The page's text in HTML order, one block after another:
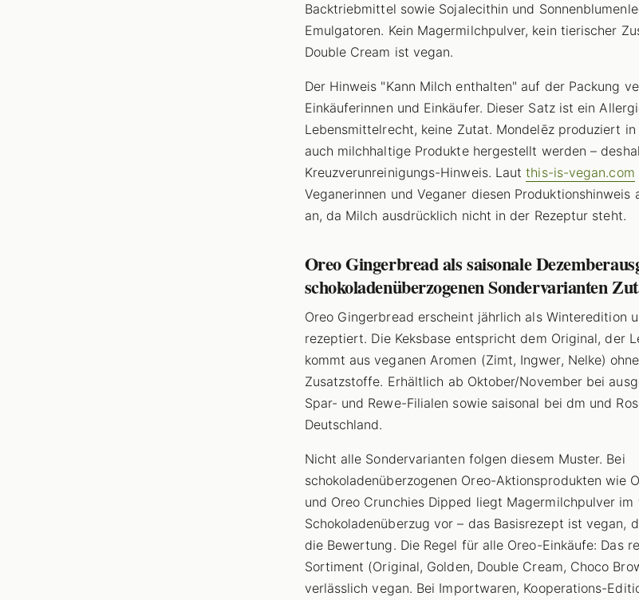
Backtriebmittel sowie Sojalecithin und
Emulgatoren. Kein Magermilchpulver, kein tierischer
Double Cream ist vegan.
Der Hinweis "Kann Milch enthalten" auf der Packung
Einkäuferinnen und Einkäufer. Dieser Satz ist ein
Lebensmittelrecht, keine Zutat. Mondelēz produziert in
auch milchhaltige Produkte hergestellt werden –
Kreuzverunreinigungs-Hinweis. Lautthis-is-vegan.com
Veganerinnen und Veganer diesen Produktionshinweis
an, da Milch ausdrücklich nicht in der Rezeptur steht.
Oreo Gingerbread als saisonale
schokoladenüberzogenen Sondervarianten
Oreo Gingerbread erscheint jährlich als Winteredition
rezeptiert. Die Keksbase entspricht dem Original, der
kommt aus veganen Aromen (Zimt, Ingwer, Nelke)
Zusatzstoffe. Erhältlich ab Oktober/November bei
Spar- und Rewe-Filialen sowie saisonal bei dm und
Deutschland.
Nicht alle Sondervarianten folgen diesem Muster. Bei
schokoladenüberzogenen Oreo-Aktionsprodukten wie
und Oreo Crunchies Dipped liegt Magermilchpulver im
Schokoladenüberzug vor – das Basisrezept ist vegan,
die Bewertung. Die Regel für alle Oreo-Einkäufe: Das
Sortiment (Original, Golden, Double Cream, Choco
verlässlich vegan. Bei Importwaren, Kooperations-